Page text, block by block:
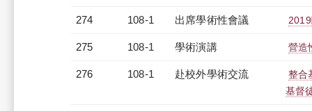
274 108-1 出席學術性會議
275 108-1 學術演講 營造
276 108-1 赴校外學術交流
整合
基督